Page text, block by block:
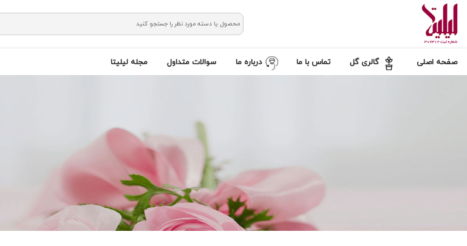
صفحه اصلی گالری گل تماس با ما درباره ما سوالات متداول مجله لیلیتا